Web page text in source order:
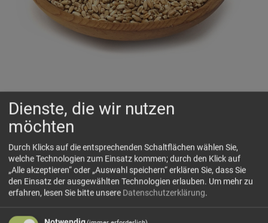
(IT-BIO-013)
🌾Regionale Weizenkörner vom Tschogglerhof
🗺 Herkunft
Bio Weizenkörner Tschogglerhof stammen ausschließlich
ältesten Kulturpflanzen und ist bis heute eines der
Dienste, die wir nutzen
möchten
Durch Klicks auf die entsprechenden Schaltflächen wählen Sie,
welche Technologien zum Einsatz kommen; durch den Klick auf
„Alle akzeptieren“ oder „Auswahl speichern“ erklären Sie, dass Sie
den Einsatz der ausgewählten Technologien erlauben. Um mehr zu
erfahren, lesen Sie bitte unsere Datenschutzerklärung.